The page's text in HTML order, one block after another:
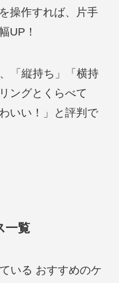
操作すれば、片手
UP！
「縦持ち」「横持
ングとくらべて
いい！」と評判で
一覧
いる おすすめのケ